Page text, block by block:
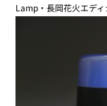
Lamp・長岡花火エディ